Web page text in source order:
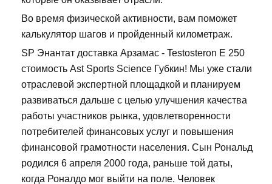
Во время физической активности, вам поможет
калькулятор шагов и пройденный километраж.
SP Энантат доставка Арзамас - Testosteron E 250
стоимость Ast Sports Science Губкин! Мы уже стали
отраслевой экспертной площадкой и планируем
развиваться дальше с целью улучшения качества
работы участников рынка, удовлетворенности
потребителей финансовых услуг и повышения
финансовой грамотности населения. Сын Рональд
родился 6 апреля 2000 года, раньше той даты,
когда Роналдо мог выйти на поле. Человек